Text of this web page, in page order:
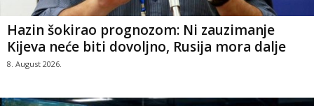
Hazin šokirao prognozom: Ni zauzimanje
Kijeva neće biti dovoljno, Rusija mora dalje
8. August 2026.